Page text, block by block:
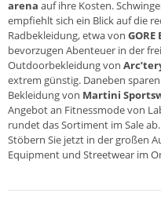
arena auf ihre Kosten.
empfiehlt sich ein Blick auf die
Radbekleidung, etwa von GORE
bevorzugen Abenteuer in der
Outdoorbekleidung von
extrem günstig. Daneben
Bekleidung von Martini
Angebot an Fitnessmode von
rundet das Sortiment im Sale ab.
Stöbern Sie jetzt in der großen
Equipment und Streetwear im